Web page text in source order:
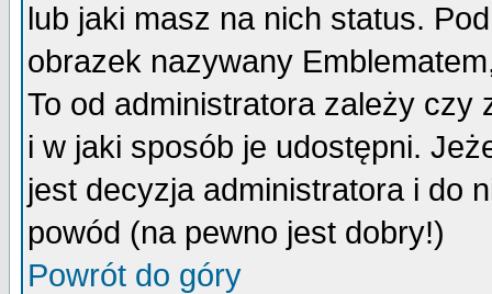
lub jaki masz na nich status.
obrazek nazywany
To od administratora zależy czy
i w jaki sposób je udostępni.
jest decyzja administratora i do
powód (na pewno jest dobry!)
Powrót do góry